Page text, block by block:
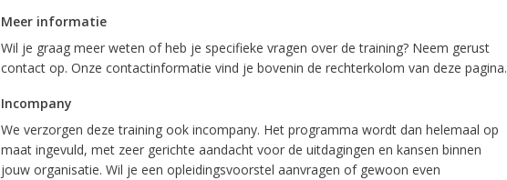
Meer informatie
Wil je graag meer weten of heb je specifieke vragen over de training? Neem gerust
contact op. Onze contactinformatie vind je bovenin de rechterkolom van deze pagina.
Incompany
We verzorgen deze training ook incompany. Het programma wordt dan helemaal op
maat ingevuld, met zeer gerichte aandacht voor de uitdagingen en kansen binnen
jouw organisatie. Wil je een opleidingsvoorstel aanvragen of gewoon even